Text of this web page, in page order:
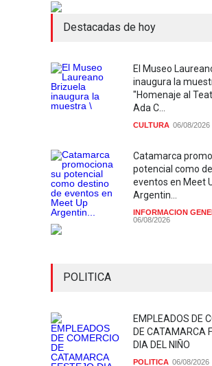
Destacadas de hoy
El Museo
inaugura la
"Homenaje al
Ada C...
CULTURA 06/08/2026
Catamarca
potencial como
eventos en Meet
Argentin...
INFORMACION
06/08/2026
POLITICA
EMPLEADOS DE
DE CATAMARCA
DIA DEL NIÑO
POLITICA 06/08/2026